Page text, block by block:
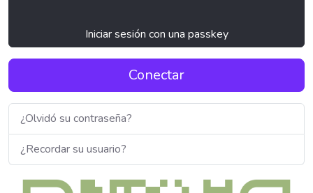
Iniciar sesión con una passkey
Conectar
¿Olvidó su contraseña?
¿Recordar su usuario?